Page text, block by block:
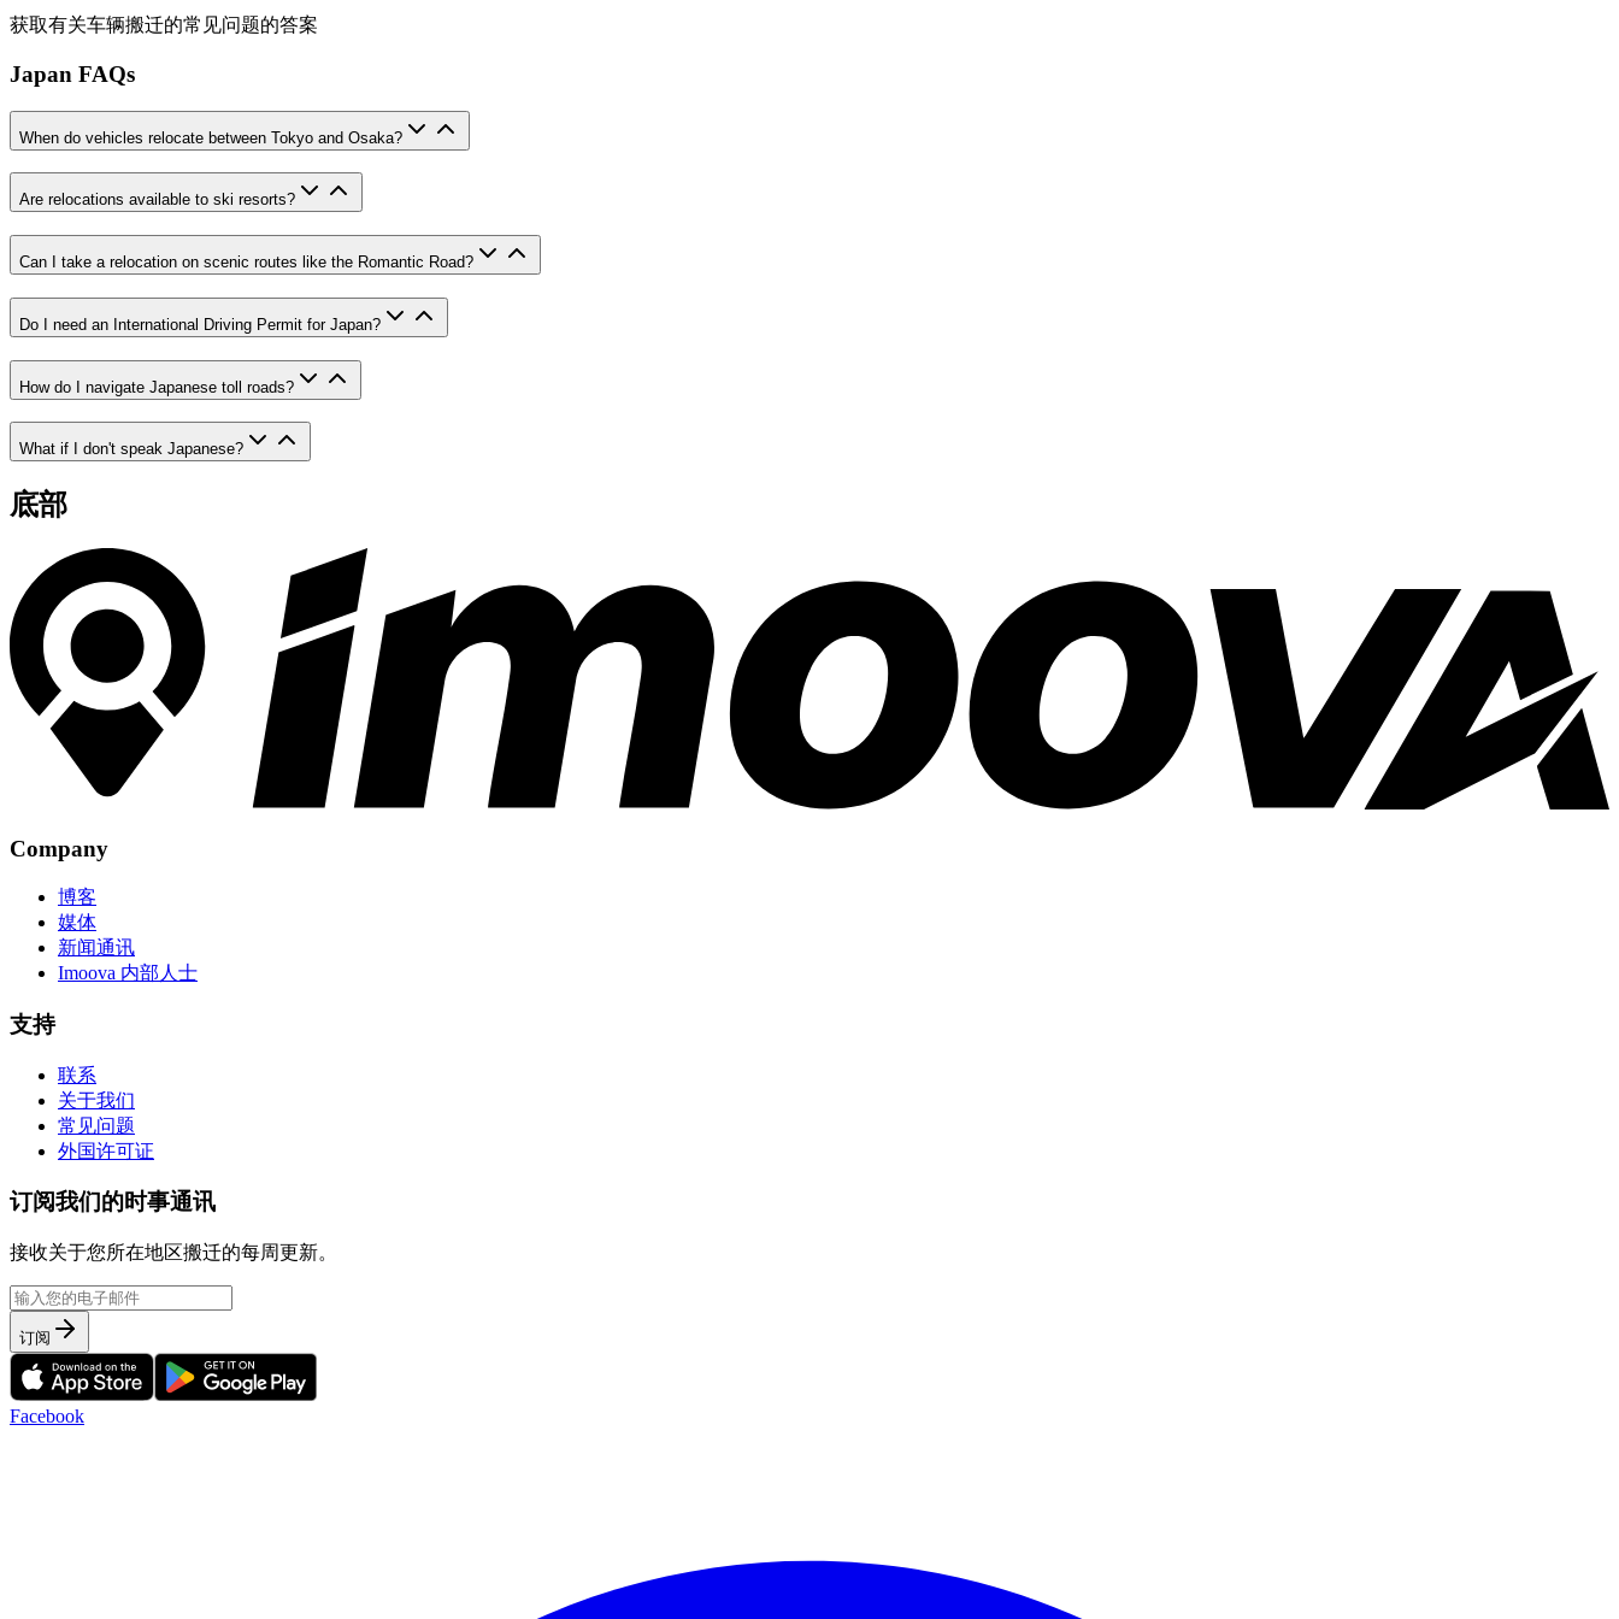
获取有关车辆搬迁的常见问题的答案
Japan FAQs
When do vehicles relocate between Tokyo and Osaka?
Are relocations available to ski resorts?
Can I take a relocation on scenic routes like the Romantic Road?
Do I need an International Driving Permit for Japan?
How do I navigate Japanese toll roads?
What if I don't speak Japanese?
底部
Company
博客
媒体
新闻通讯
Imoova 内部人士
支持
联系
关于我们
常见问题
外国许可证
订阅我们的时事通讯
接收关于您所在地区搬迁的每周更新。
订阅
Facebook